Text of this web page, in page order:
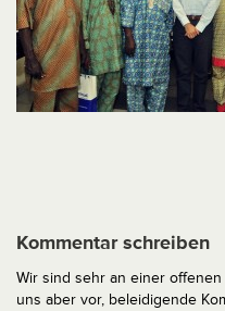
Kommentar schreiben
Wir sind sehr an einer
uns aber vor, beleidigende